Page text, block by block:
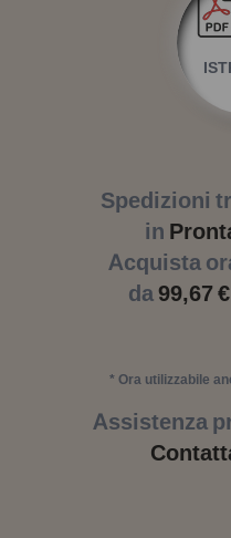
Spedizioni
in
Acquista
da99,67 €
* Ora utilizzabile
Assistenza